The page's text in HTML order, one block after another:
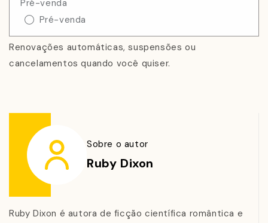
numa missão secreta para encontrar um ladrão de
artefatos… e desconfia justamente dela.
Agora Gwenna precisa convencê-lo de que não tem
nada a ver com isso, mesmo que todas as pistas
verdadeiro segredo pode lhe custar a vida.
Pré-venda
Pré-venda
Renovações automáticas, suspensões ou
cancelamentos quando você quiser.
Sobre o autor
Ruby Dixon
Ruby Dixon é autora de ficção científica romântica e